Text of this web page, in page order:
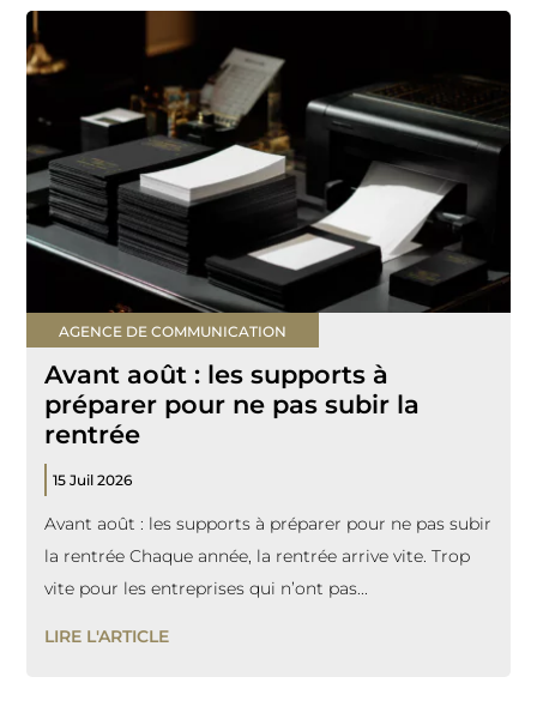
AGENCE DE COMMUNICATION
Avant août : les supports à
préparer pour ne pas subir la
rentrée
15 Juil 2026
Avant août : les supports à préparer pour ne pas subir
la rentrée Chaque année, la rentrée arrive vite. Trop
vite pour les entreprises qui n’ont pas...
LIRE L'ARTICLE